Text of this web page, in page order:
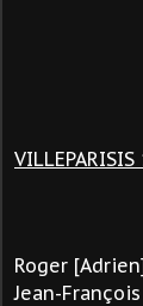
VILLEPARISIS
Roger
Jean-